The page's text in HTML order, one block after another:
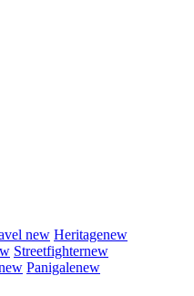
new Heritagenew
Streetfighternew
Panigalenew